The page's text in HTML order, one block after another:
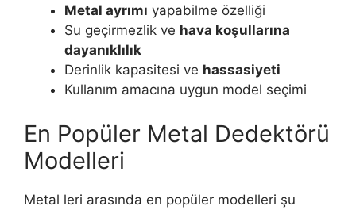
Metal ayrımı yapabilme özelliği
Su geçirmezlik ve hava koşullarına
dayanıklılık
Derinlik kapasitesi ve hassasiyeti
Kullanım amacına uygun model seçimi
En Popüler Metal Dedektörü
Modelleri
Metal leri arasında en popüler modelleri şu